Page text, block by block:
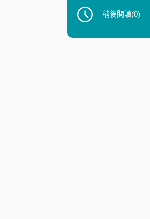
稍後閱讀(0)